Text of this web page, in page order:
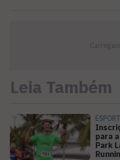
Leia Também
para
Park